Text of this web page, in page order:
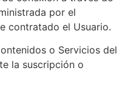
por el
contratado el Usuario.
o Servicios del
la suscripción o